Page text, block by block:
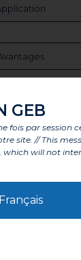
et agréments
GEB
fois par session
site. // This
which will not
Français